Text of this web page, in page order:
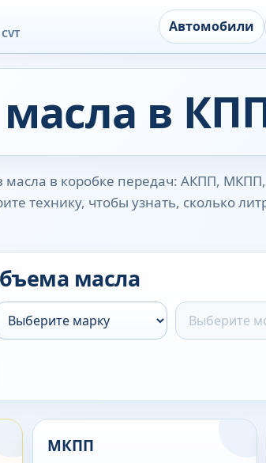
Автомобили
в
в коробке передач: АКПП, МКПП,
технику, чтобы узнать, сколько
масла
МКПП